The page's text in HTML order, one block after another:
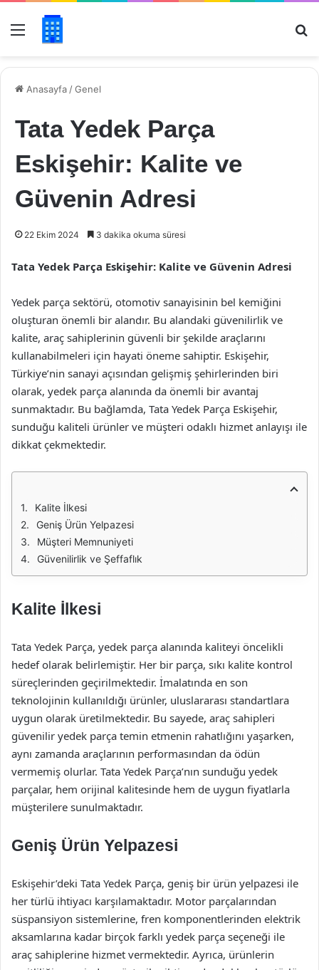
Menü
Anasayfa /Genel
Tata Yedek Parça
Eskişehir: Kalite ve
Güvenin Adresi
22 Ekim 2024 3 dakika okuma süresi
Tata Yedek Parça Eskişehir: Kalite ve Güvenin Adresi
Yedek parça sektörü, otomotiv sanayisinin bel kemiğini
oluşturan önemli bir alandır. Bu alandaki güvenilirlik ve
kalite, araç sahiplerinin güvenli bir şekilde araçlarını
kullanabilmeleri için hayati öneme sahiptir. Eskişehir,
Türkiye’nin sanayi açısından gelişmiş şehirlerinden biri
olarak, yedek parça alanında da önemli bir avantaj
sunmaktadır. Bu bağlamda, Tata Yedek Parça Eskişehir,
sunduğu kaliteli ürünler ve müşteri odaklı hizmet anlayışı ile
dikkat çekmektedir.
Kalite İlkesi
Geniş Ürün Yelpazesi
Müşteri Memnuniyeti
Güvenilirlik ve Şeffaflık
Kalite İlkesi
Tata Yedek Parça, yedek parça alanında kaliteyi öncelikli
hedef olarak belirlemiştir. Her bir parça, sıkı kalite kontrol
süreçlerinden geçirilmektedir. İmalatında en son
teknolojinin kullanıldığı ürünler, uluslararası standartlara
uygun olarak üretilmektedir. Bu sayede, araç sahipleri
güvenilir yedek parça temin etmenin rahatlığını yaşarken,
aynı zamanda araçlarının performasından da ödün
vermemiş olurlar. Tata Yedek Parça’nın sunduğu yedek
parçalar, hem orijinal kalitesinde hem de uygun fiyatlarla
müşterilere sunulmaktadır.
Geniş Ürün Yelpazesi
Eskişehir’deki Tata Yedek Parça, geniş bir ürün yelpazesi ile
her türlü ihtiyacı karşılamaktadır. Motor parçalarından
süspansiyon sistemlerine, fren komponentlerinden elektrik
aksamlarına kadar birçok farklı yedek parça seçeneği ile
araç sahiplerine hizmet vermektedir. Ayrıca, ürünlerin